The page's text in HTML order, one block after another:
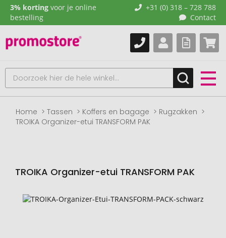
3% korting voor je online
bestelling
+31 (0) 318 – 728 788
Contact
Home Tassen Koffers en bagage
Rugzakken
TROIKA Organizer-etui TRANSFORM PAK
TROIKA Organizer-etui TRANSFORM PAK